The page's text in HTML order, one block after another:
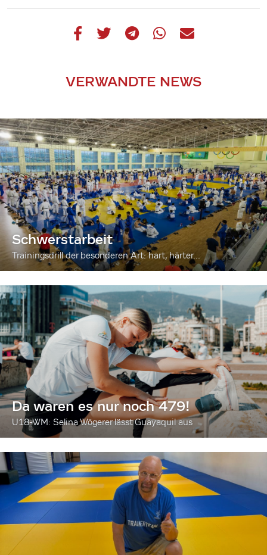
VERWANDTE NEWS
Schwerstarbeit
Trainingsdrill der besonderen Art: hart, härter...
Da waren es nur noch 479!
U18-WM: Selina Wögerer lässt Guayaquil aus